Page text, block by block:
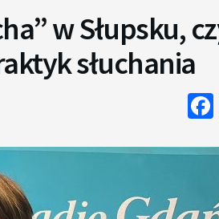
w Słupsku,
słuchania